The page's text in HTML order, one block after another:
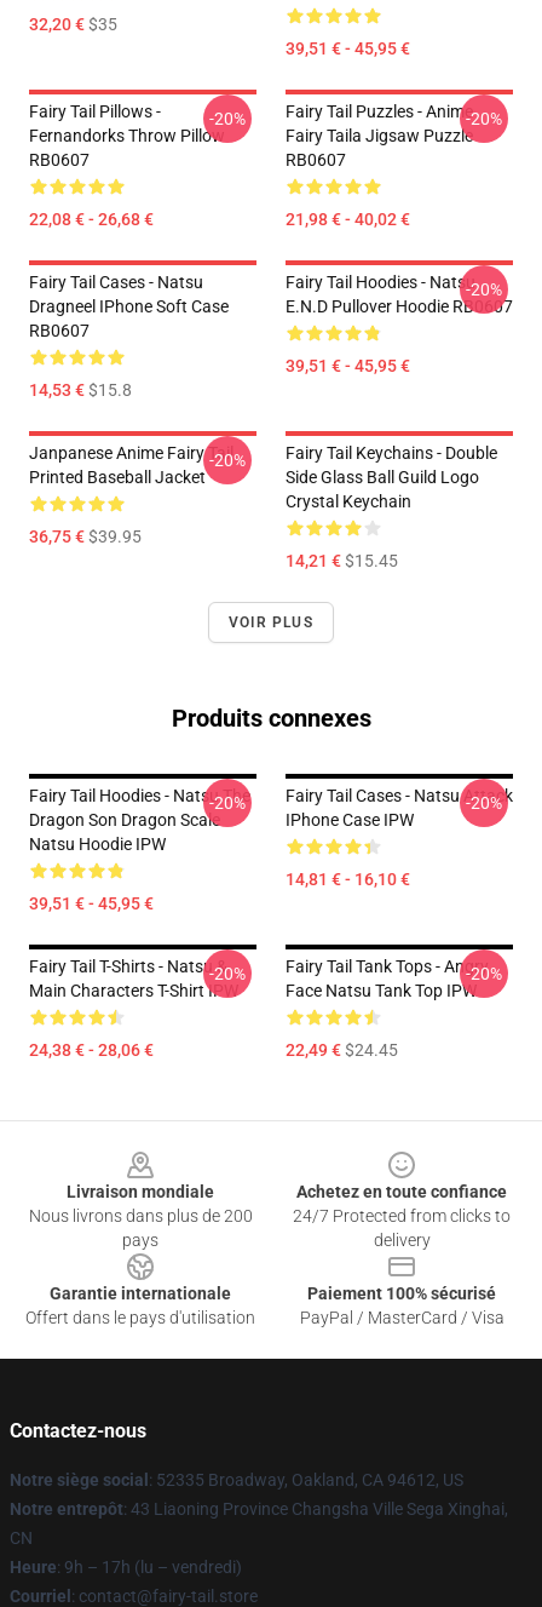
32,20 €$35
39,51 € - 45,95 €
Fairy Tail Pillows -
Fernandorks Throw Pillow
RB0607
22,08 € - 26,68 €
-20%
Fairy Tail Puzzles - Anime
Fairy Taila Jigsaw Puzzle
RB0607
21,98 € - 40,02 €
-20%
Fairy Tail Cases - Natsu
Dragneel IPhone Soft Case
RB0607
14,53 €$15.8
Fairy Tail Hoodies - Natsu
E.N.D Pullover Hoodie RB0607
39,51 € - 45,95 €
-20%
Janpanese Anime Fairy Tail
Printed Baseball Jacket
36,75 €$39.95
-20%
Fairy Tail Keychains - Double
Side Glass Ball Guild Logo
Crystal Keychain
14,21 €$15.45
VOIR PLUS
Produits connexes
Fairy Tail Hoodies - Natsu The
Dragon Son Dragon Scale
Natsu Hoodie IPW
39,51 € - 45,95 €
-20%
Fairy Tail Cases - Natsu Attack
IPhone Case IPW
14,81 € - 16,10 €
-20%
Fairy Tail T-Shirts - Natsu &
Main Characters T-Shirt IPW
24,38 € - 28,06 €
-20%
Fairy Tail Tank Tops - Angry
Face Natsu Tank Top IPW
22,49 €$24.45
-20%
Livraison mondiale
Nous livrons dans plus de 200
pays
Achetez en toute confiance
24/7 Protected from clicks to
delivery
Garantie internationale
Offert dans le pays d'utilisation
Paiement 100% sécurisé
PayPal / MasterCard / Visa
Contactez-nous
Notre siège social : 52335 Broadway, Oakland, CA 94612, US
Notre entrepôt: 43 Liaoning Province Changsha Ville Sega Xinghai,
CN
Heure: 9h – 17h (lu – vendredi)
Courriel : contact@fairy-tail.store